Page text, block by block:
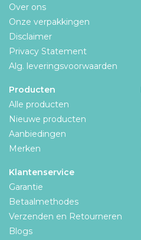
Over ons
Onze verpakkingen
Disclaimer
Privacy Statement
Alg. leveringsvoorwaarden
Producten
Alle producten
Nieuwe producten
Aanbiedingen
Merken
Klantenservice
Garantie
Betaalmethodes
Verzenden en Retourneren
Blogs